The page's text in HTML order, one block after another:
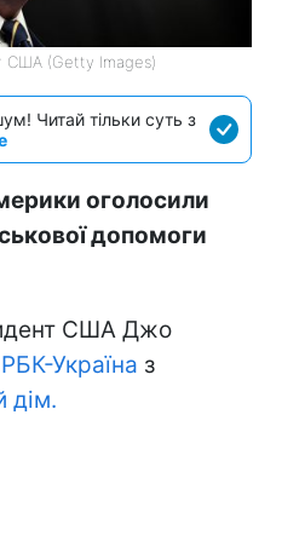
США (Getty Images)
Читай тільки суть з
оголосили
допомоги
США Джо
РБК-Україна з
дім.